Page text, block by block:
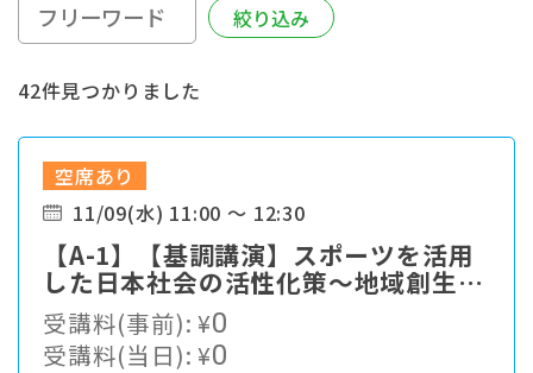
42件見つかりました
空席あり
11/09(水) 11:00 ～ 12:30
【A-1】【基調講演】スポーツを活用
した日本社会の活性化策〜地域創生、
まちづくり
受講料(事前):¥0
受講料(当日):¥0